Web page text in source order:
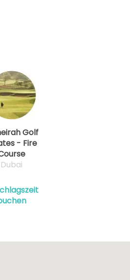
Golf
- Fire
Dubai